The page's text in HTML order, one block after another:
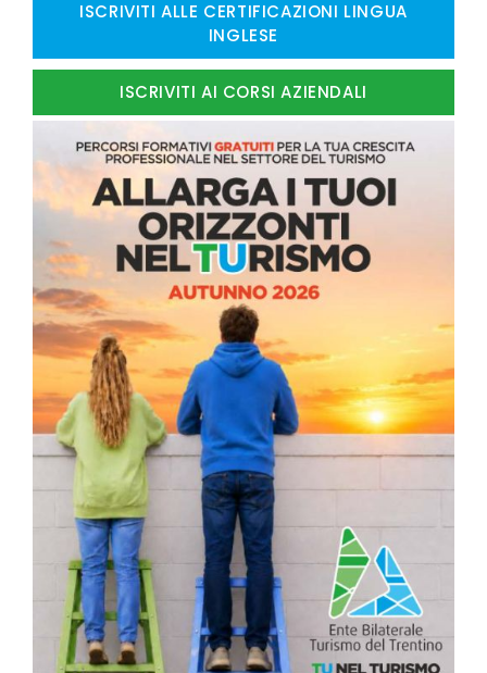
ISCRIVITI ALLE CERTIFICAZIONI LINGUA
INGLESE
ISCRIVITI AI CORSI AZIENDALI